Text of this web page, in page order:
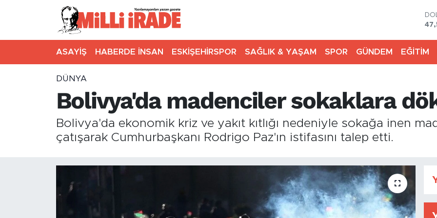
ASAYİŞ HABERDE İNSAN ESKİŞEHİRSPOR SAĞLIK & YAŞAM SPOR GÜNDEM EĞİTİM
DÜNYA
Bolivya'da madenciler sokaklara
Bolivya'da ekonomik kriz ve yakıt kıtlığı nedeniyle sokağa inen
çatışarak Cumhurbaşkanı Rodrigo Paz'ın istifasını talep etti.